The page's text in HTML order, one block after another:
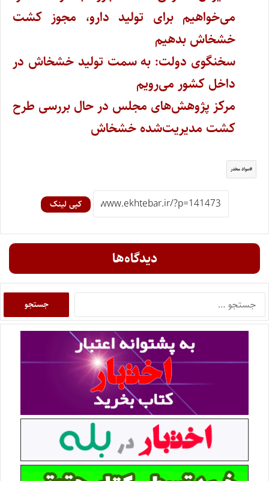
می‌خواهیم برای تولید دارو‌، مجوز کشت
خشخاش بدهیم
سخنگوی دولت: به سمت تولید خشخاش در
داخل کشور می‌رویم
مرکز پژوهش‌های مجلس در حال بررسی طرح
کشت مدیریت‌شده خشخاش
مواد مخدر
کپی لینک
دیدگاه‌ها